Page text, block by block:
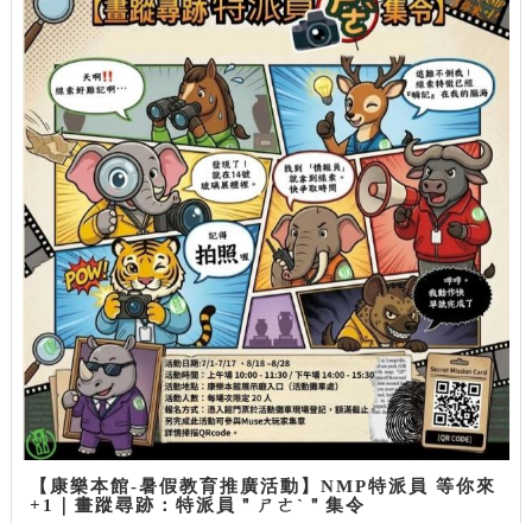
【康樂本館-暑假教育推廣活動】NMP特派員 等你來
+1｜畫蹤尋跡：特派員＂ㄕㄜˋ＂集令